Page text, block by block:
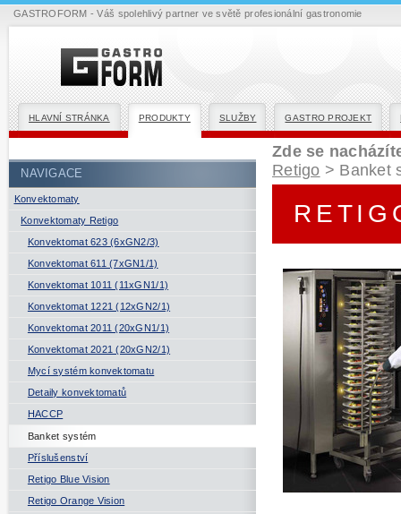
HLAVNÍ STRÁNKA PRODUKTY SLUŽBY GASTRO PROJEKT
NAVIGACE
Konvektomaty
Konvektomaty Retigo
Konvektomat 623 (6xGN2/3)
Konvektomat 611 (7xGN1/1)
Konvektomat 1011 (11xGN1/1)
Konvektomat 1221 (12xGN2/1)
Konvektomat 2011 (20xGN1/1)
Konvektomat 2021 (20xGN2/1)
Mycí systém konvektomatu
Detaily konvektomatů
HACCP
Banket systém
Příslušenství
Retigo Blue Vision
Retigo Orange Vision
Zde se
Retigo > Banket
GASTROFORM - Váš spolehlivý partner ve světě profesionální gastronomie